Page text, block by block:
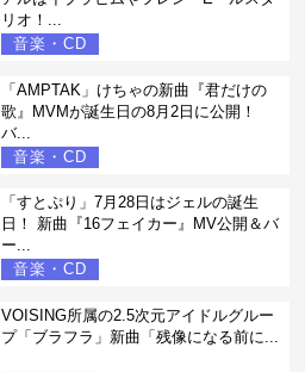
リオ！...
音楽・CD
「AMPTAK」けちゃの新曲『君だけの
歌』MVMが誕生日の8月2日に公開！
バ...
音楽・CD
「すとぷり」7月28日はジェルの誕生
日！ 新曲『16フェイカー』MV公開＆バ
ー...
音楽・CD
VOISING所属の2.5次元アイドルグルー
プ「ブラフラ」新曲「残像になる前に...